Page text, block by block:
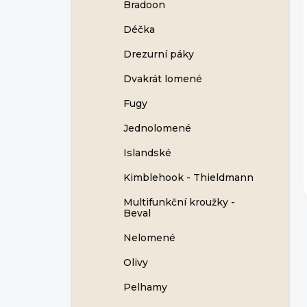
Bradoon
Déčka
Drezurní páky
Dvakrát lomené
Fugy
Jednolomené
Islandské
Kimblehook - Thieldmann
Multifunkční kroužky -
Beval
Nelomené
Olivy
Pelhamy